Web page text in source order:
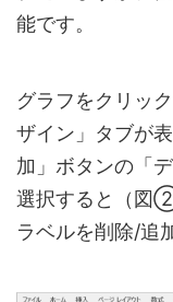
能です。
グラフをクリッ
ザイン」タブが
加」ボタンの「
選択すると（図
ラベルを削除/追